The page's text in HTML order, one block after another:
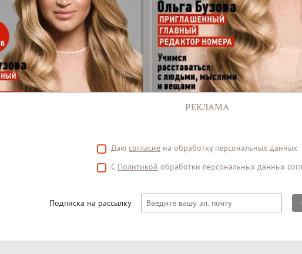
РЕКЛАМА
Даю согласие на обработку персональных данных
С Политикой обработки персональных данных
Подписка на рассылку